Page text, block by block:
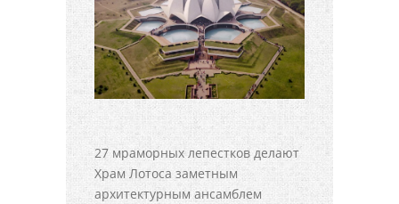
27 мраморных лепестков делают
Храм Лотоса заметным
архитектурным ансамблем